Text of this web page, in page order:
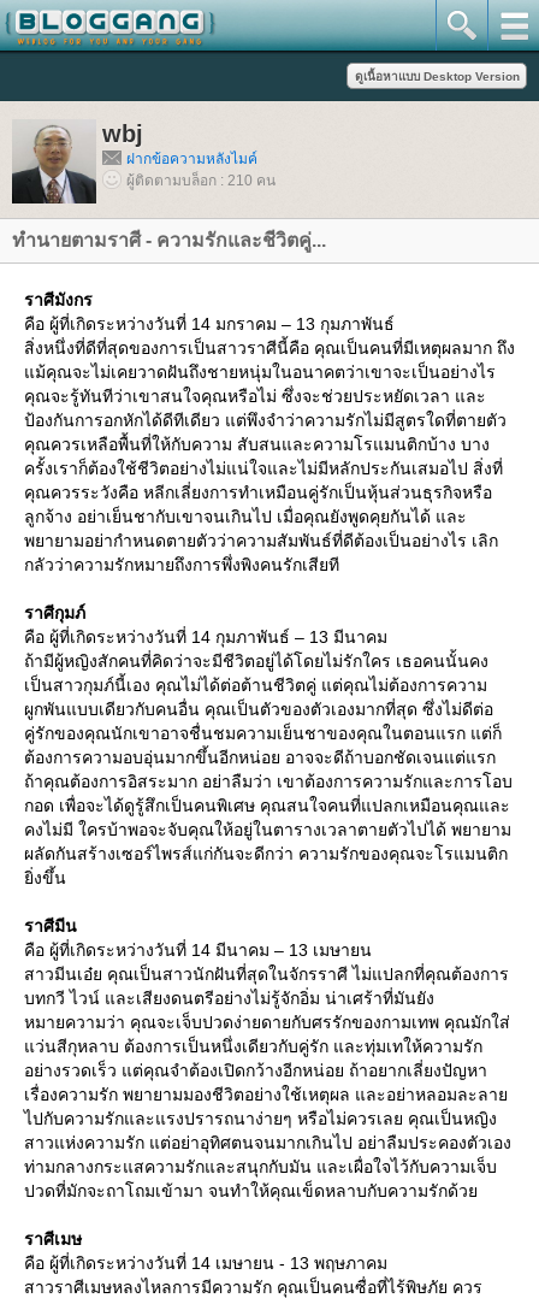
wbj
ฝากข้อความหลังไมค์
ผู้ติดตามบล็อก : 210 คน
ทำนายตามราศี - ความรักและชีวิตคู่...
ราศีมังกร
คือ ผู้ที่เกิดระหว่างวันที่ 14 มกราคม – 13 กุมภาพันธ์
สิ่งหนึ่งที่ดีที่สุดของการเป็นสาวราศีนี้คือ คุณเป็นคนที่มีเหตุผลมาก ถึง
ม้คุณจะไม่เคยวาดฝันถึงชายหนุ่มในอนาคตว่าเขาจะเป็นอย่างไร
คุณจะรู้ทันทีว่าเขาสนใจคุณหรือไม่ ซึ่งจะช่วยประหยัดเวลา และ
ป้องกันการอกหักได้ดีทีเดียว แต่พึงจำว่าความรักไม่มีสูตรใดที่ตายตัว
คุณควรเหลือพื้นที่ให้กับความ สับสนและความโรแมนติกบ้าง บาง
ครั้งเราก็ต้องใช้ชีวิตอย่างไม่แน่ใจและไม่มีหลักประกันเสมอไป สิ่งที่
คุณควรระวังคือ หลีกเลี่ยงการทำเหมือนคู่รักเป็นหุ้นส่วนธุรกิจหรือ
ลูกจ้าง อย่าเย็นชากับเขาจนเกินไป เมื่อคุณยังพูดคุยกันได้ และ
พยายามอย่ากำหนดตายตัวว่าความสัมพันธ์ที่ดีต้องเป็นอย่างไร เลิก
กลัวว่าความรักหมายถึงการพึ่งพิงคนรักเสียที
ราศีกุมภ์
คือ ผู้ที่เกิดระหว่างวันที่ 14 กุมภาพันธ์ – 13 มีนาคม
ถ้ามีผู้หญิงสักคนที่คิดว่าจะมีชีวิตอยู่ได้โดยไม่รักใคร เธอคนนั้นคง
เป็นสาวกุมภ์นี้เอง คุณไม่ได้ต่อต้านชีวิตคู่ แต่คุณไม่ต้องการความ
ผูกพันแบบเดียวกับคนอื่น คุณเป็นตัวของตัวเองมากที่สุด ซึ่งไม่ดีต่อ
คู่รักของคุณนักเขาอาจชื่นชมความเย็นชาของคุณในตอนแรก แต่ก็
ต้องการความอบอุ่นมากขึ้นอีกหน่อย อาจจะดีถ้าบอกชัดเจนแต่แรก
ถ้าคุณต้องการอิสระมาก อย่าลืมว่า เขาต้องการความรักและการโอบ
กอด เพื่อจะได้ดูรู้สึกเป็นคนพิเศษ คุณสนใจคนที่แปลกเหมือนคุณและ
คงไม่มี ใครบ้าพอจะจับคุณให้อยู่ในตารางเวลาตายตัวไปได้ พยายาม
ผลัดกันสร้างเซอร์ไพรส์แก่กันจะดีกว่า ความรักของคุณจะโรแมนติก
ิ่งขึ้น
ราศีมีน
คือ ผู้ที่เกิดระหว่างวันที่ 14 มีนาคม – 13 เมษายน
สาวมีนเอ๋ย คุณเป็นสาวนักฝันที่สุดในจักรราศี ไม่แปลกที่คุณต้องการ
บทกวี ไวน์ และเสียงดนตรีอย่างไม่รู้จักอิ่ม น่าเศร้าที่มันยัง
หมายความว่า คุณจะเจ็บปวดง่ายดายกับศรรักของกามเทพ คุณมักใส่
ว่นสีกุหลาบ ต้องการเป็นหนึ่งเดียวกับคู่รัก และทุ่มเทให้ความรัก
อย่างรวดเร็ว แต่คุณจำต้องเปิดกว้างอีกหน่อย ถ้าอยากเลี่ยงปัญหา
เรื่องความรัก พยายามมองชีวิตอย่างใช้เหตุผล และอย่าหลอมละลา
ไปกับความรักและแรงปรารถนาง่ายๆ หรือไม่ควรเลย คุณเป็นหญิง
สาวแห่งความรัก แต่อย่าอุทิศตนจนมากเกินไป อย่าลืมประคองตัวเอง
ท่ามกลางกระแสความรักและสนุกกับมัน และเผื่อใจไว้กับความเจ็บ
ปวดที่มักจะถาโถมเข้ามา จนทำให้คุณเข็ดหลาบกับความรักด้ว
ราศีเมษ
คือ ผู้ที่เกิดระหว่างวันที่ 14 เมษายน - 13 พฤษภาคม
สาวราศีเมษหลงไหลการมีความรัก คุณเป็นคนซื่อที่ไร้พิษภัย ควร